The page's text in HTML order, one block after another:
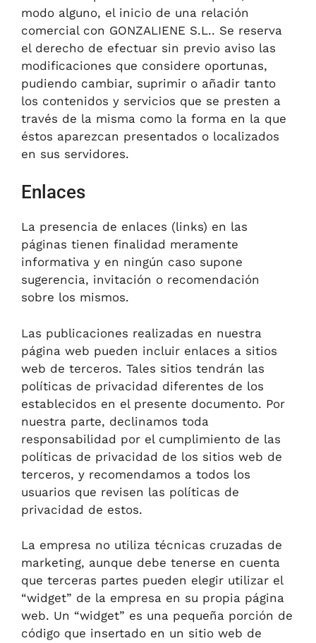
modo alguno, el inicio de una relación
comercial con GONZALIENE S.L.. Se reserva
el derecho de efectuar sin previo aviso las
modificaciones que considere oportunas,
pudiendo cambiar, suprimir o añadir tanto
los contenidos y servicios que se presten a
través de la misma como la forma en la que
éstos aparezcan presentados o localizados
en sus servidores.
Enlaces
La presencia de enlaces (links) en las
páginas tienen finalidad meramente
informativa y en ningún caso supone
sugerencia, invitación o recomendación
sobre los mismos.
Las publicaciones realizadas en nuestra
página web pueden incluir enlaces a sitios
web de terceros. Tales sitios tendrán las
políticas de privacidad diferentes de los
establecidos en el presente documento. Por
nuestra parte, declinamos toda
responsabilidad por el cumplimiento de las
políticas de privacidad de los sitios web de
terceros, y recomendamos a todos los
usuarios que revisen las políticas de
privacidad de estos.
La empresa no utiliza técnicas cruzadas de
marketing, aunque debe tenerse en cuenta
que terceras partes pueden elegir utilizar el
“widget” de la empresa en su propia página
web. Un “widget” es una pequeña porción de
código que insertado en un sitio web de